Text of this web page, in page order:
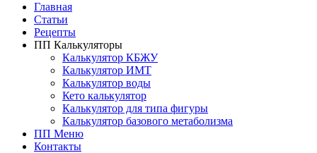
Главная
Статьи
Рецепты
ПП Калькуляторы
Калькулятор КБЖУ
Калькулятор ИМТ
Калькулятор воды
Кето калькулятор
Калькулятор для типа фигуры
Калькулятор базового метаболизма
ПП Меню
Контакты